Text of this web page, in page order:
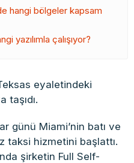
hangi bölgeler kapsam
yazılımla çalışıyor?
eyaletindeki
taşıdı.
günü Miami’nin batı ve
taksi hizmetini başlattı.
şirketin Full Self-